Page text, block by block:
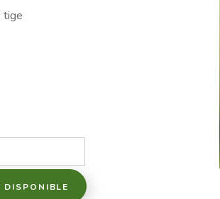
tige
DISPONIBLE